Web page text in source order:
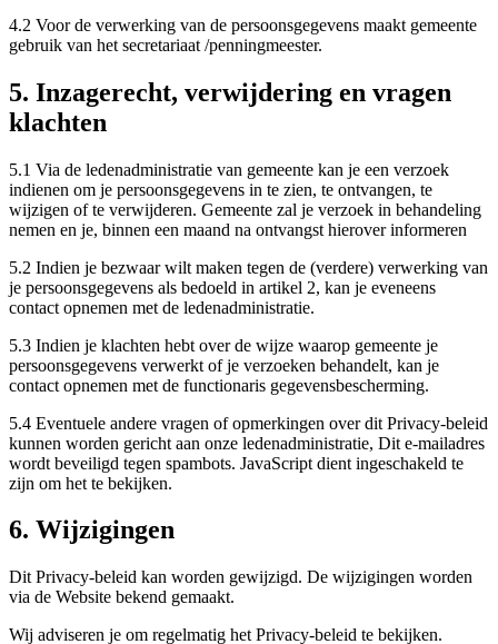
4.2 Voor de verwerking van de persoonsgegevens maakt gemeente
gebruik van het secretariaat /penningmeester.
5. Inzagerecht, verwijdering en vragen
klachten
5.1 Via de ledenadministratie van gemeente kan je een verzoek
indienen om je persoonsgegevens in te zien, te ontvangen, te
wijzigen of te verwijderen. Gemeente zal je verzoek in behandeling
nemen en je, binnen een maand na ontvangst hierover informeren
5.2 Indien je bezwaar wilt maken tegen de (verdere) verwerking van
je persoonsgegevens als bedoeld in artikel 2, kan je eveneens
contact opnemen met de ledenadministratie.
5.3 Indien je klachten hebt over de wijze waarop gemeente je
persoonsgegevens verwerkt of je verzoeken behandelt, kan je
contact opnemen met de functionaris gegevensbescherming.
5.4 Eventuele andere vragen of opmerkingen over dit Privacy-beleid
kunnen worden gericht aan onze ledenadministratie, Dit e-mailadres
wordt beveiligd tegen spambots. JavaScript dient ingeschakeld te
zijn om het te bekijken.
6. Wijzigingen
Dit Privacy-beleid kan worden gewijzigd. De wijzigingen worden
via de Website bekend gemaakt.
Wij adviseren je om regelmatig het Privacy-beleid te bekijken.